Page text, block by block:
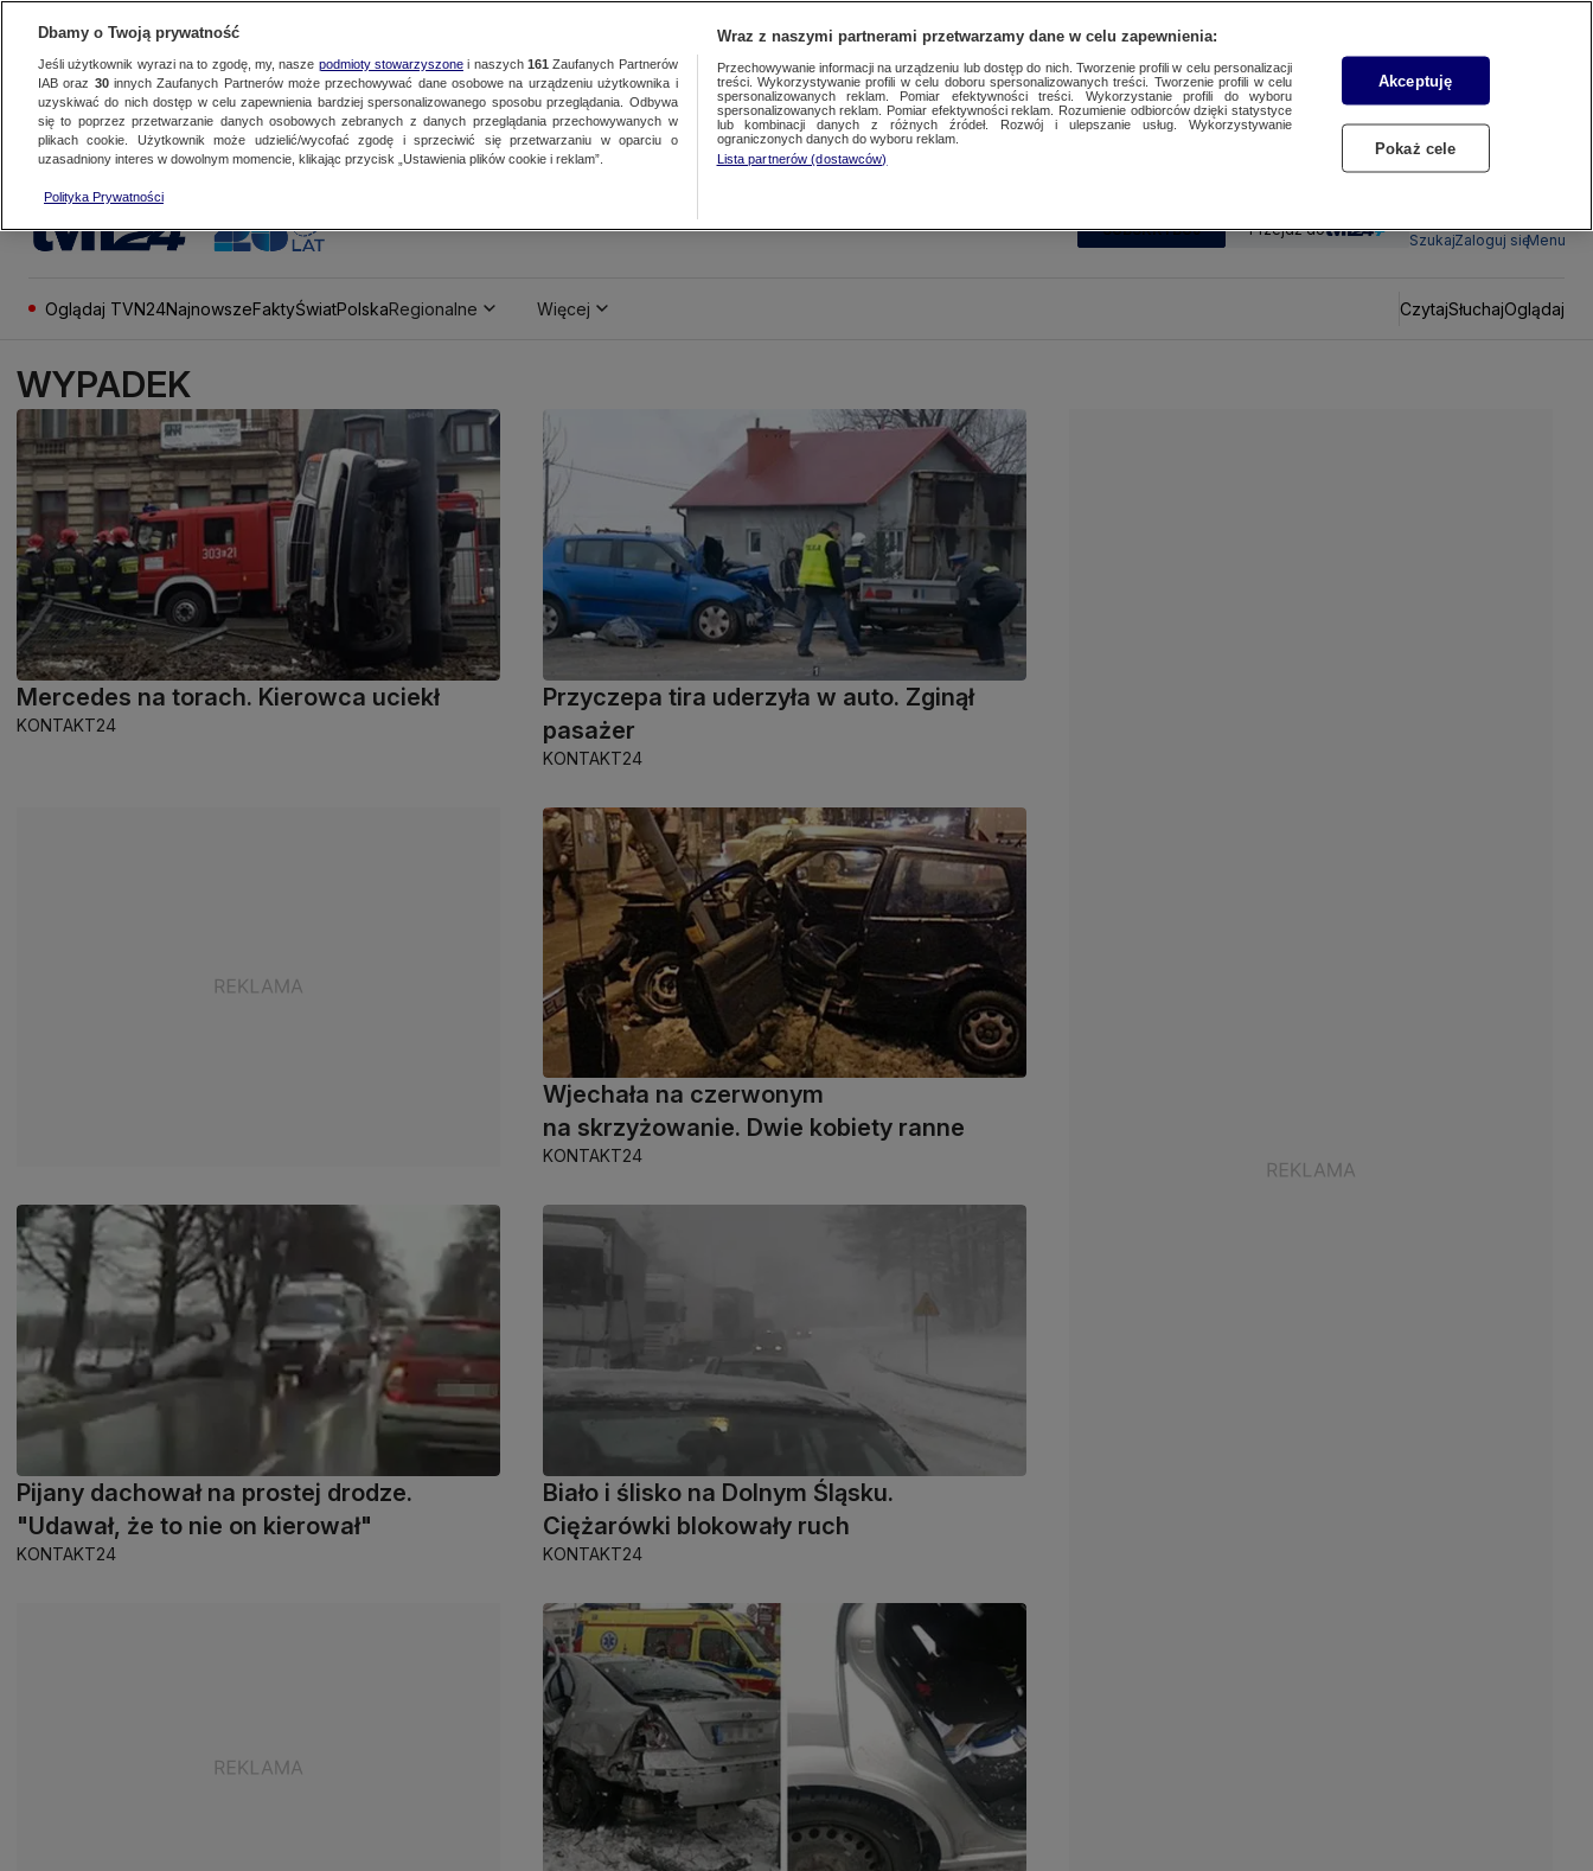
SUBSKRYBUJ Przejdź do
SzukajZaloguj sięMenu
Oglądaj TVN24NajnowszeFaktyŚwiatPolskaRegionalne Więcej CzytajSłuchajOglądaj
WYPADEK
Mercedes na torach. Kierowca uciekł
KONTAKT24
Przyczepa tira uderzyła w auto. Zginął
pasażer
KONTAKT24
Wjechała na czerwonym
na skrzyżowanie. Dwie kobiety ranne
KONTAKT24
Pijany dachował na prostej drodze.
"Udawał, że to nie on kierował"
KONTAKT24
Biało i ślisko na Dolnym Śląsku.
Ciężarówki blokowały ruch
KONTAKT24
Dbamy o Twoją prywatność
Jeśli użytkownik wyrazi na to zgodę, my, nasze podmioty stowarzyszonei naszych 161 Zaufanych Partnerów
IAB oraz 30innych Zaufanych Partnerów może przechowywać dane osobowe na urządzeniu użytkownika i
uzyskiwać do nich dostęp w celu zapewnienia bardziej spersonalizowanego sposobu przeglądania. Odbywa
się to poprzez przetwarzanie danych osobowych zebranych z danych przeglądania przechowywanych w
plikach cookie. Użytkownik może udzielić/wycofać zgodę i sprzeciwić się przetwarzaniu w oparciu o
uzasadniony interes w dowolnym momencie, klikając przycisk „Ustawienia plików cookie i reklam”.
Polityka Prywatności
Wraz z naszymi partnerami przetwarzamy dane w celu zapewnienia:
Przechowywanie informacji na urządzeniu lub dostęp do nich. Tworzenie profili w celu personalizacji
treści. Wykorzystywanie profili w celu doboru spersonalizowanych treści. Tworzenie profili w celu
spersonalizowanych reklam. Pomiar efektywności treści. Wykorzystanie profili do wyboru
spersonalizowanych reklam. Pomiar efektywności reklam. Rozumienie odbiorców dzięki statystyce
lub kombinacji danych z różnych źródeł. Rozwój i ulepszanie usług. Wykorzystywanie
ograniczonych danych do wyboru reklam.
Lista partnerów (dostawców)
Akceptuję
Pokaż cele